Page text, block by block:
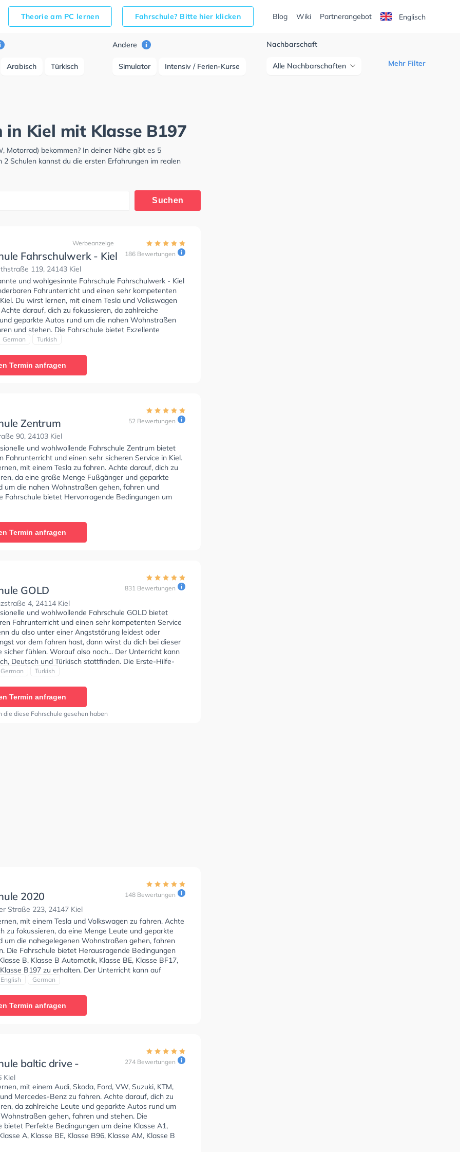
Theorie am PC lernen Fahrschule? Bitte hier klicken Blog Wiki Partnerangebot Englisch
Arabisch Türkisch
Andere
Simulator Intensiv / Ferien-Kurse
Nachbarschaft
Alle Nachbarschaften Mehr Filter
Kiel mit Klasse B197
Motorrad) bekommen? In deiner Nähe gibt es 5
Schulen kannst du die ersten Erfahrungen im realen
Suchen
Fahrschulwerk - Kiel
119, 24143 Kiel
Werbeanzeige
186 Bewertungen
und wohlgesinnte Fahrschule Fahrschulwerk - Kiel
Fahrunterricht und einen sehr kompetenten
Du wirst lernen, mit einem Tesla und Volkswagen
darauf, dich zu fokussieren, da zahlreiche
geparkte Autos rund um die nahen Wohnstraßen
und stehen. Die Fahrschule bietet Exzellente
um deine Klasse B, Klasse B Automatik, Klasse BE,
Unterricht kann auf Englisch, Deutsch und Türkisch
Die Erste-Hilfe-Kurs in der Schule. Wir empfehlen dir
theorie tests am PC zu absolvieren, um dich gut auf
mit dieser Fahrschule. Das gesamte Team ist
und hilfsbereit. Die Fahrlehrer erklären
verständlich, sodass man sich sicher und gut
fühlt. Die Fahrstunden waren angenehm und sehr
kann diese Fahrschule jedem empfehlen. Vielen
tolle Unterstützung und die angenehme
German Turkish
Termin anfragen
Zentrum
90, 24103 Kiel
52 Bewertungen
und wohlwollende Fahrschule Zentrum bietet
Fahrunterricht und einen sehr sicheren Service in Kiel.
mit einem Tesla zu fahren. Achte darauf, dich zu
da eine große Menge Fußgänger und geparkte
um die nahen Wohnstraßen gehen, fahren und
Fahrschule bietet Hervorragende Bedingungen um
B, Klasse B Automatik, Klasse BE, Klasse BF17,
tests am PC zu absolvieren, um dich gut auf die
Prüfung. Letzte Bewertung: "Sehr gute
ich wirklich nur jedem empfehlen der sein
Termin anfragen
GOLD
4, 24114 Kiel
831 Bewertungen
und wohlwollende Fahrschule GOLD bietet
Fahrunterricht und einen sehr kompetenten Service
du also unter einer Angststörung leidest oder
vor dem fahren hast, dann wirst du dich bei dieser
sicher fühlen. Worauf also noch... Der Unterricht kann
Deutsch und Türkisch stattfinden. Die Erste-Hilfe-
Schule. Wir empfehlen dir auch online-theorie tests
"Guter Theorieunterricht, gut erklärt. Gute
und freundliches Personal."
German Turkish
Termin anfragen
die diese Fahrschule gesehen haben
2020
Straße 223, 24147 Kiel
148 Bewertungen
mit einem Tesla und Volkswagen zu fahren. Achte
zu fokussieren, da eine Menge Leute und geparkte
um die nahegelegenen Wohnstraßen gehen, fahren
Die Fahrschule bietet Herausragende Bedingungen
B, Klasse B Automatik, Klasse BE, Klasse BF17,
B197 zu erhalten. Der Unterricht kann auf
Englisch und Deutsch stattfinden. Letzte Bewertung:
einen gekümmert, falls man Fragen hat."
English German
Termin anfragen
baltic drive -
Kiel
274 Bewertungen
mit einem Audi, Skoda, Ford, VW, Suzuki, KTM,
Mercedes-Benz zu fahren. Achte darauf, dich zu
da zahlreiche Leute und geparkte Autos rund um
gehen, fahren und stehen. Die
bietet Perfekte Bedingungen um deine Klasse A1,
A, Klasse BE, Klasse B96, Klasse AM, Klasse B
Klasse BF17, Klasse C1, Klasse C1E, Klasse C, Klasse